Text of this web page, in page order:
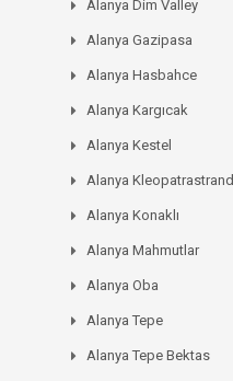
Alanya Dim Valley
Alanya Gazipasa
Alanya Hasbahce
Alanya Kargıcak
Alanya Kestel
Alanya Kleopatrastrand
Alanya Konaklı
Alanya Mahmutlar
Alanya Oba
Alanya Tepe
Alanya Tepe Bektas